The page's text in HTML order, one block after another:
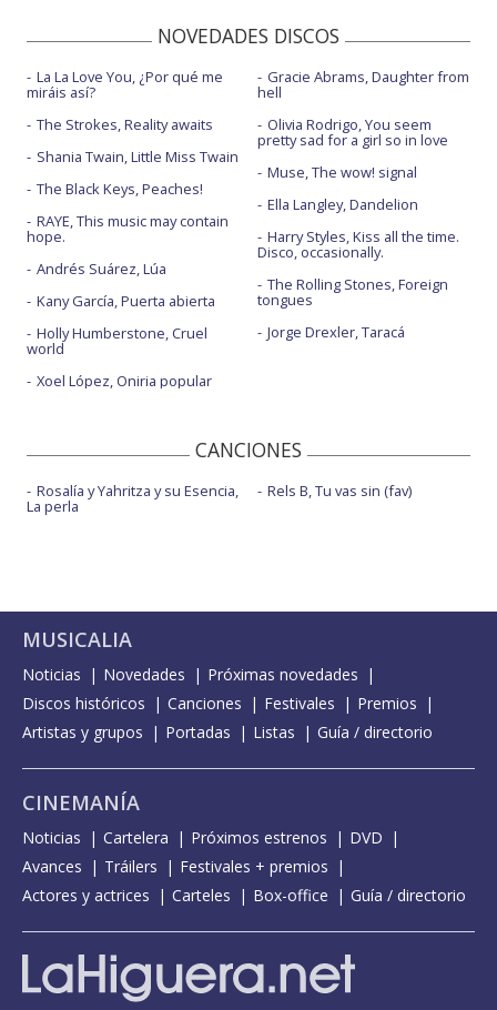
NOVEDADES DISCOS
La La Love You, ¿Por qué me
miráis así?
The Strokes, Reality awaits
Shania Twain, Little Miss Twain
The Black Keys, Peaches!
RAYE, This music may contain
hope.
Andrés Suárez, Lúa
Kany García, Puerta abierta
Holly Humberstone, Cruel
world
Xoel López, Oniria popular
Gracie Abrams, Daughter from
hell
Olivia Rodrigo, You seem
pretty sad for a girl so in love
Muse, The wow! signal
Ella Langley, Dandelion
Harry Styles, Kiss all the time.
Disco, occasionally.
The Rolling Stones, Foreign
tongues
Jorge Drexler, Taracá
CANCIONES
Rosalía y Yahritza y su Esencia,
La perla
Rels B, Tu vas sin (fav)
MUSICALIA
Noticias Novedades
Próximas novedades
Discos históricos
Canciones Festivales
Premios
Artistas y grupos
Portadas Listas Guía / directorio
CINEMANÍA
Noticias Cartelera Próximos estrenos
DVD
Avances
Tráilers
Festivales + premios
Actores y actrices
Carteles Box-office Guía / directorio